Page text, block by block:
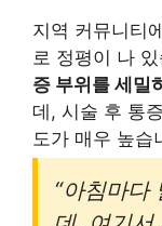
지역 커뮤니티
로 정평이 나
증 부위를 세밀
데, 시술 후 통
도가 매우 높습
“아침마다